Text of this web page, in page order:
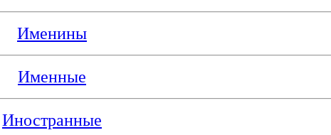
Именины
Именные
Иностранные